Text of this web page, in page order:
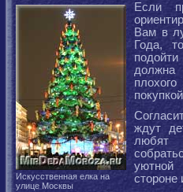
Искусственная елка на
улице Москвы
Если
Вам в
Года,
ждут
любят
уютной